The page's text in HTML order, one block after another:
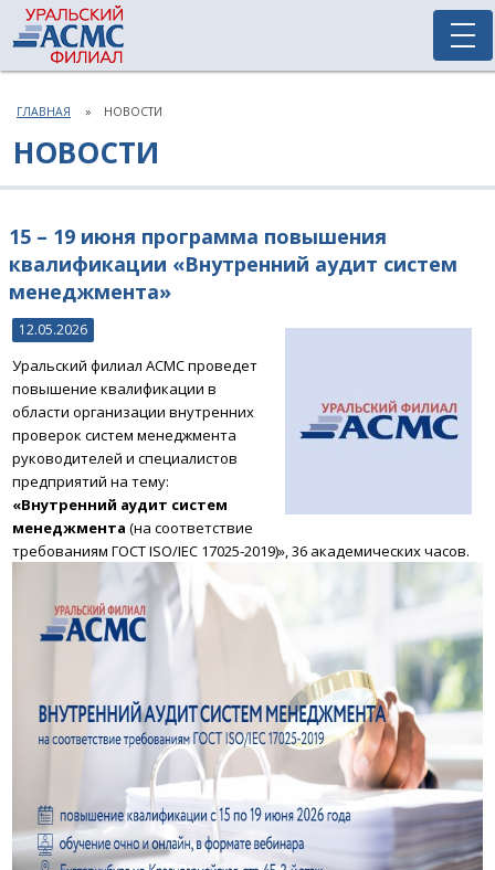
ГЛАВНАЯ НОВОСТИ
НОВОСТИ
15 – 19 июня программа повышения
квалификации «Внутренний аудит систем
менеджмента»
12.05.2026
Уральский филиал АСМС проведет
повышение квалификации в
области организации внутренних
проверок систем менеджмента
руководителей и специалистов
предприятий на тему:
«Внутренний аудит систем
менеджмента (на соответствие
требованиям ГОСТ ISO/IEC 17025-2019)», 36 академических часов.